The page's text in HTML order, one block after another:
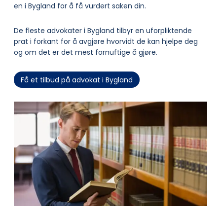
en i Bygland for å få vurdert saken din.
De fleste advokater i Bygland tilbyr en uforpliktende
prat i forkant for å avgjøre hvorvidt de kan hjelpe deg
og om det er det mest fornuftige å gjøre.
Få et tilbud på advokat i Bygland